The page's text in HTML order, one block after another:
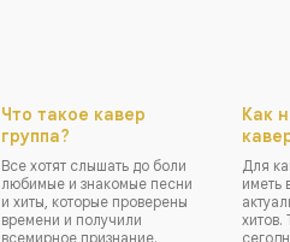
Что такое кавер
группа?
Все хотят слышать до боли
любимые и знакомые песни
и хиты, которые проверены
времени и получили
всемирное признание.
Как
Для
иметь
хитов.